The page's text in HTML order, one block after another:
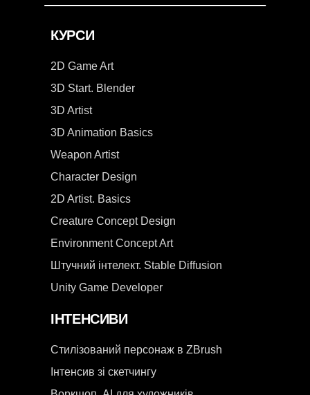
КУРСИ
2D Game Art
3D Start. Blender
3D Artist
3D Animation Basics
Weapon Artist
Character Design
2D Artist. Basics
Creature Concept Design
Environment Concept Art
Штучний інтелект. Stable Diffusion
Unity Game Developer
ІНТЕНСИВИ
Стилізований персонаж в ZBrush
Інтенсив зі скетчингу